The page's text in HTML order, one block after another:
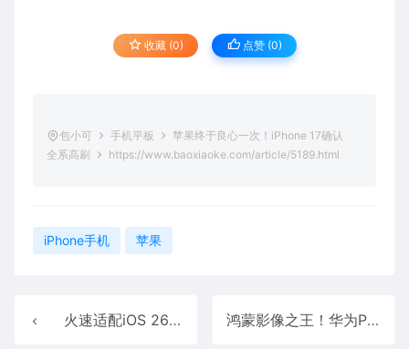
收藏 (0) 点赞 (0)
包小可 手机平板
苹果终于良心一次！iPhone 17确认
全系高刷
https://www.baoxiaoke.com/article/5189.html
iPhone手机 苹果
火速适配iOS 26！微信输入法2.2.1正式版更新发布 鸿蒙影像之王！华为Pura 80 Ultra\Pro+上手